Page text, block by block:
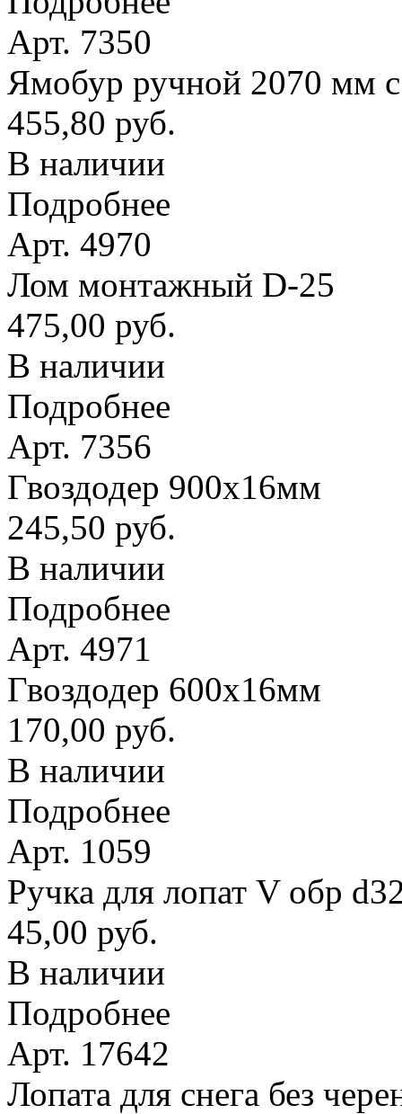
Арт. 7350
Ямобур ручной 2070 мм
455,80 руб.
В наличии
Подробнее
Арт. 4970
Лом монтажный D-25
475,00 руб.
В наличии
Подробнее
Арт. 7356
Гвоздодер 900х16мм
245,50 руб.
В наличии
Подробнее
Арт. 4971
Гвоздодер 600х16мм
170,00 руб.
В наличии
Подробнее
Арт. 1059
Ручка для лопат V обр
45,00 руб.
В наличии
Подробнее
Арт. 17642
Лопата для снега без